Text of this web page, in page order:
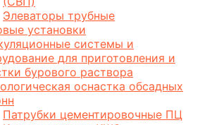
Элеваторы трубные
установки
системы и
для приготовления и
бурового раствора
оснастка обсадных
Патрубки цементировочные ПЦ